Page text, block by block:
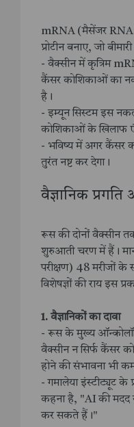
mRNA (मैसेंजर RNA)
प्रोटीन बनाए, जो
- वैक्सीन में कृत्रिम
कैंसर कोशिकाओं का
है।
- इम्यून सिस्टम इस
कोशिकाओं के खिलाफ
- भविष्य में अगर कैंसर
तुरंत नष्ट कर देगा।
वैज्ञानिक
रूस की दोनों वैक्सीन
शुरुआती चरण में हैं।
परीक्षण) 48 मरीजों के
विशेषज्ञों की राय इस
1. वैज्ञानिकों का दावा
- रूस के मुख्य
वैक्सीन न सिर्फ कैंसर
होने की संभावना भी
- गमालेया इंस्टीट्यूट के
कहना है, "AI की मदद
कर सकते हैं।"